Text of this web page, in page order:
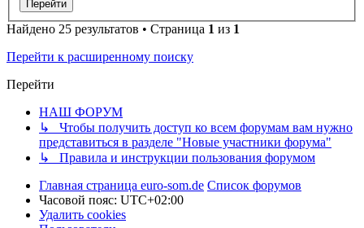
Найдено 25 результатов • Страница 1 из 1
Перейти к расширенному поиску
Перейти
НАШ ФОРУМ
↳ Чтобы получить доступ ко всем форумам вам нужно
представиться в разделе "Новые участники форума"
↳ Правила и инструкции пользования форумом
Главная страница euro-som.de Список форумов
Часовой пояс: UTC+02:00
Удалить cookies